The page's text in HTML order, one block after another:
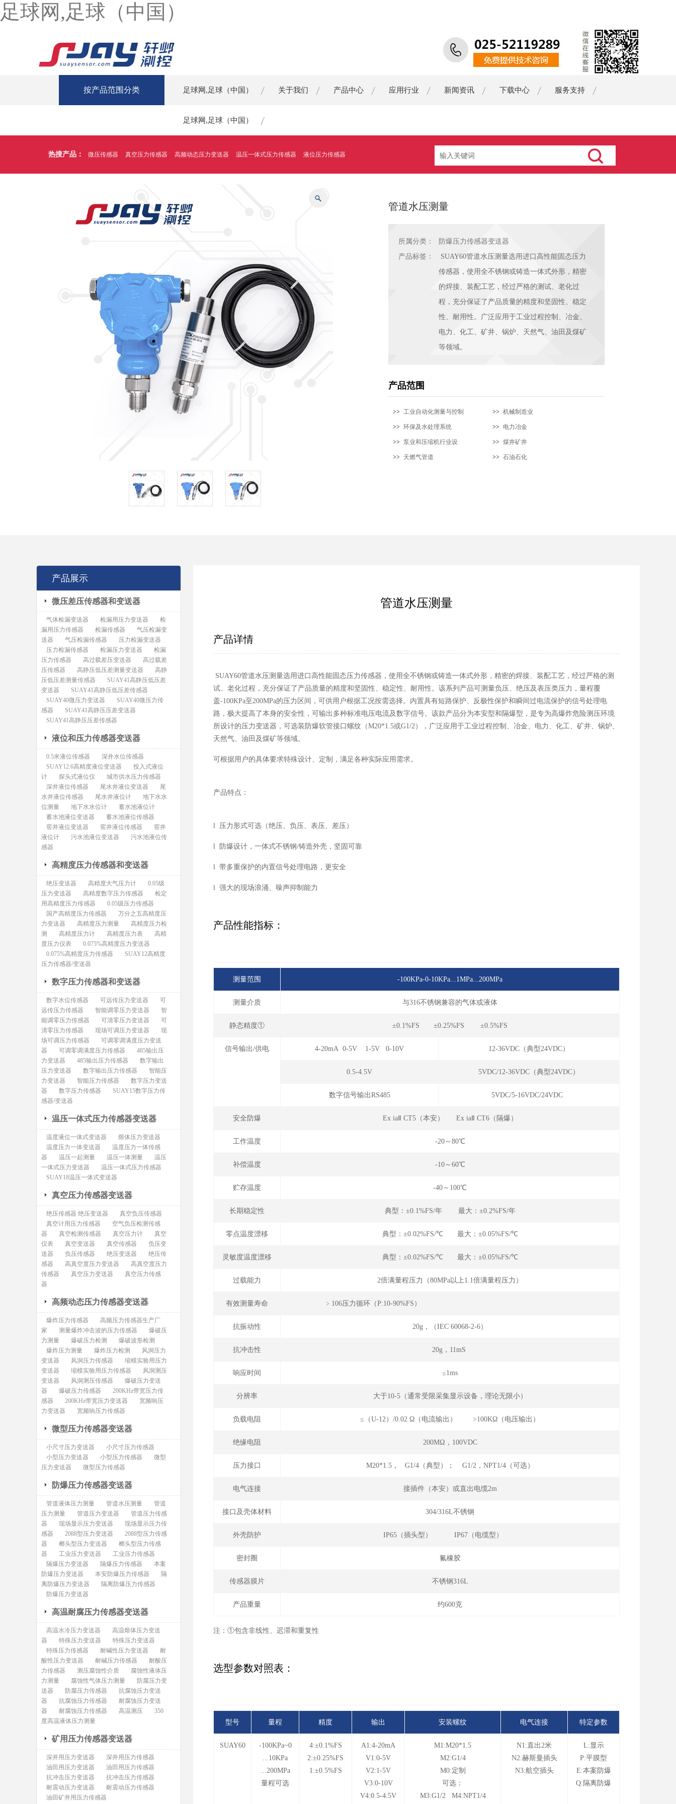
足球网,足球（中国）
按产品范围分类 足球网,足球（中国） 关于我们 产品中心 应用行业 新闻资讯 下载中心 服务支持
足球网,足球（中国）
热搜产品： 微压传感器 真空压力传感器 高频动态压力变送器 温压一体式压力传感器 液位压力传感器
管道水压测量
所属分类：
防爆压力传感器变送器
产品标签：
SUAY60管道水压测量选用进口高性能固态压力
传感器，使用全不锈钢或铸造一体式外形，精密
的焊接、装配工艺，经过严格的测试、老化过
程，充分保证了产品质量的精度和坚固性、稳定
性、耐用性。广泛应用于工业过程控制、冶金、
电力、化工、矿井、锅炉、天然气、油田及煤矿
等领域。
产品范围
工业自动化测量与控制 机械制造业
环保及水处理系统 电力冶金
泵业和压缩机行业设 煤井矿井
天燃气管道 石油石化
管道水压测量
产品详情
SUAY60管道水压测量选用进口高性能固态压力传感器，使用全不锈钢或铸造一体式外形，精密的焊接、装配工艺，经过严格的测
试、老化过程，充分保证了产品质量的精度和坚固性、稳定性、耐用性。该系列产品可测量负压、绝压及表压类压力，量程覆
盖-100KPa至200MPa的压力区间，可供用户根据工况按需选择。内置具有短路保护、反极性保护和瞬间过电流保护的信号处理电
路，极大提高了本身的安全性，可输出多种标准电压电流及数字信号。该款产品分为本安型和隔爆型，是专为高爆炸危险测压环境
所设计的压力变送器，可选装防爆软管接口螺纹（M20*1.5或G1/2），广泛应用于工业过程控制、冶金、电力、化工、矿井、锅炉、
天然气、油田及煤矿等领域。
可根据用户的具体要求特殊设计、定制，满足各种实际应用需求。
产品特点：
l 压力形式可选（绝压、负压、表压、差压）
l 防爆设计，一体式不锈钢/铸造外壳，坚固可靠
l 带多重保护的内置信号处理电路，更安全
l 强大的现场浪涌、噪声抑制能力
产品性能指标：
测量范围 -100KPa-0-10KPa...1MPa...200MPa
测量介质 与316不锈钢兼容的气体或液体
静态精度① ±0.1%FS ±0.25%FS ±0.5%FS
信号输出/供电 4-20mA 0-5V 1-5V 0-10V 12-36VDC（典型24VDC）
0.5-4.5V 5VDC/12-36VDC（典型24VDC）
数字信号输出RS485 5VDC/5-16VDC/24VDC
安全防爆 Ex iaⅡ CT5（本安） Ex iaⅡ CT6（隔爆）
工作温度 -20～80℃
补偿温度 -10～60℃
贮存温度 -40～100℃
长期稳定性 典型：±0.1%FS/年 最大：±0.2%FS/年
零点温度漂移 典型：±0.02%FS/℃ 最大：±0.05%FS/℃
灵敏度温度漂移 典型：±0.02%FS/℃ 最大：±0.05%FS/℃
过载能力 2倍满量程压力（80MPa以上1.1倍满量程压力）
有效测量寿命 ﹥106压力循环（P:10-90%FS）
抗振动性 20g，（IEC 60068-2-6）
抗冲击性 20g，11mS
响应时间 ≤1ms
分辨率 大于10-5（通常受限采集显示设备，理论无限小）
负载电阻 ≤（U-12）/0.02 Ω（电流输出） >100KΩ（电压输出）
绝缘电阻 200MΩ，100VDC
压力接口 M20*1.5， G1/4（典型）； G1/2，NPT1/4（可选）
电气连接 接插件（本安）或直出电缆2m
接口及壳体材料 304/316L不锈钢
外壳防护 IP65（插头型） IP67（电缆型）
密封圈 氟橡胶
传感器膜片 不锈钢316L
产品重量 约600克
注：①包含非线性、迟滞和重复性
选型参数对照表：
型号 量程 精度 输出 安装螺纹 电气连接 特定参数
SUAY60
-100KPa~0
...10KPa
...200MPa
量程可选
4:±0.1%FS
2:±0.25%FS
1:±0.5%FS
A1:4-20mA
V1:0-5V
V2:1-5V
V3:0-10V
V4:0.5-4.5V
M1:M20*1.5
M2:G1/4
M0:定制
可选：
M3:G1/2 M4:NPT1/4
N1:直出2米
N2:赫斯曼插头
N3:航空插头
L:显示
P:平膜型
E:本案防爆
Q:隔离防爆
产品展示
微压差压传感器和变送器
气体检漏变送器 检漏用压力变送器
检
漏用压力传感器
检漏传感器
气压检漏变
送器
气压检漏传感器
压力检漏变送器
压力检漏传感器
检漏压力变送器
检漏
压力传感器
高过载差压变送器
高过载差
压传感器
高静压低压差测量变送器
高静
压低压差测量传感器
SUAY41高静压低压差
变送器
SUAY41高静压低压差传感器
SUAY40微压力变送器
SUAY40微压力传
感器
SUAY41高静压压差变送器
SUAY41高静压压差传感器
液位和压力传感器变送器
0.5米液位传感器
深井水位传感器
SUAY12.6高精度液位变送器
投入式液位
计
探头式液位仪
城市供水压力传感器
深井液位传感器
尾水井液位变送器
尾
水井液位传感器
尾水井液位计
地下水水
位测量
地下水水位计
蓄水池液位计
蓄水池液位变送器
蓄水池液位传感器
窖井液位变送器
窖井液位传感器
窖井
液位计
污水池液位变送器
污水池液位传
感器
高精度压力传感器和变送器
绝压变送器 高精度大气压力计
0.05级
压力变送器
高精度数字压力传感器
检定
用高精度压力传感器
0.05级压力传感器
国产高精度压力传感器
万分之五高精度压
力变送器
高精度压力测量
高精度压力检
测
高精度压力计 高精度压力表
高精
度压力仪表
0.075%高精度压力变送器
0.075%高精度压力传感器
SUAY12高精度
压力传感器/变送器
数字压力传感器和变送器
数字水位传感器 可远传压力变送器
可
远传压力传感器
智能调零压力变送器
智
能调零压力传感器
可清零压力变送器
可
清零压力传感器
现场可调压力变送器
现
场可调压力传感器
可调零调满度压力变送
器
可调零调满度压力传感器
485输出压
力变送器
485输出压力传感器
数字输出
压力变送器
数字输出压力传感器
智能压
力变送器
智能压力传感器
数字压力变送
器
数字压力传感器
SUAY15数字压力传
感器/变送器
温压一体式压力传感器变送器
温度液位一体式变送器
熔体压力变送器
温度压力一体变送器
温度压力一体传感
器
温压一起测量 温压一体测量
温压
一体式压力变送器
温压一体式压力传感器
SUAY18温压一体式变送器
真空压力传感器变送器
绝压传感器 绝压变送器
真空负压传感器
真空计用压力传感器
空气负压检测传感
器
真空检测传感器 真空压力计
真空
仪表
真空变送器 真空传感器
负压变
送器
负压传感器 绝压变送器
绝压传
感器
高真空度压力变送器
高真空度压力
传感器
真空压力变送器
真空压力传感
器
高频动态压力传感器变送器
爆炸压力传感器
高频压力传感器生产厂
家
测量爆炸冲击波的压力传感器
爆破压
力测量
爆破压力检测
爆破波形检测
爆炸压力测量
爆炸压力检测
风洞压力
变送器
风洞压力传感器
缩模实验用压力
变送器
缩模实验用压力传感器
风洞测压
变送器
风洞测压传感器
爆破压力变送
器
爆破压力传感器
200KHz带宽压力传
感器
200KHz带宽压力变送器
宽频响压
力变送器
宽频响压力传感器
微型压力传感器变送器
小尺寸压力变送器
小尺寸压力传感器
小型压力变送器
小型压力传感器
微型
压力变送器
微型压力传感器
防爆压力传感器变送器
管道液体压力测量 管道水压测量
管道
压力测量
管道压力变送器
管道压力传感
器
现场显示压力变送器
现场显示压力传
感器
2088型压力变送器
2088型压力传感
器
榔头型压力变送器
榔头型压力传感
器
工业压力变送器
工业压力传感器
隔爆压力变送器
隔爆压力传感器
本案
防爆压力变送器
本安防爆压力传感器
隔
离防爆压力变送器
隔离防爆压力传感器
防爆压力变送器
高温耐腐压力传感器变送器
高温水冷压力变送器
高温熔体压力变送
器
特殊压力变送器
特殊压力变送器
特殊压力传感器
耐碱性压力变送器
耐
酸性压力变送器
耐碱压力传感器
耐酸压
力传感器
测压腐蚀性介质
腐蚀性液体压
力测量
腐蚀性气体压力测量
防腐压力变
送器
防腐压力传感器
抗腐蚀压力变送
器
抗腐蚀压力传感器
耐腐蚀压力变送
器
耐腐蚀压力传感器 高温测压
350
度高温液体压力测量
矿用压力传感器变送器
深井用压力变送器
深井用压力传感器
油田用压力变送器
油田用压力传感器
抗冲击压力变送器
抗冲击压力传感器
耐震动压力变送器
耐震动压力传感器
油田矿井用压力传感器